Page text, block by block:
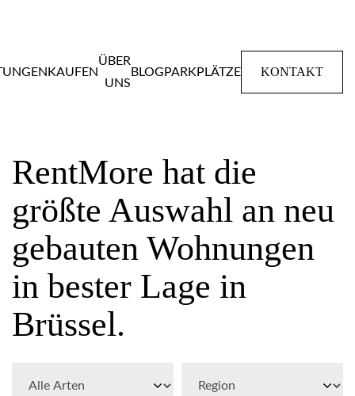
KAUFEN
ÜBER
UNS
BLOG PARKPLÄTZE KONTAKT
RentMore hat die
größte Auswahl an neu
gebauten Wohnungen
in bester Lage in
Brüssel.